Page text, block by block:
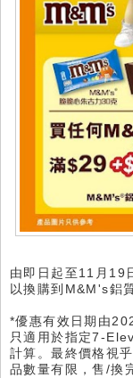
由即日起至11月19
以換購到M&M's鋁
*優惠有效日期由
只適用於指定7-
計算。最終價格視
品數量有限，售/換